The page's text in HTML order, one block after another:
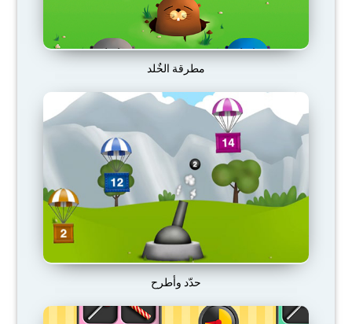
مطرقة الخٌلد
حدّد وأطرح